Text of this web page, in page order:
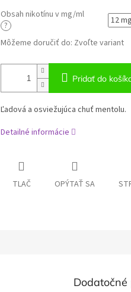
Obsah nikotínu v mg/ml
?
Môžeme doručiť do: Zvoľte variant
Pridať do
Ľadová a osviežujúca chuť mentolu.
Detailné informácie
TLAČ OPÝTAŤ SA